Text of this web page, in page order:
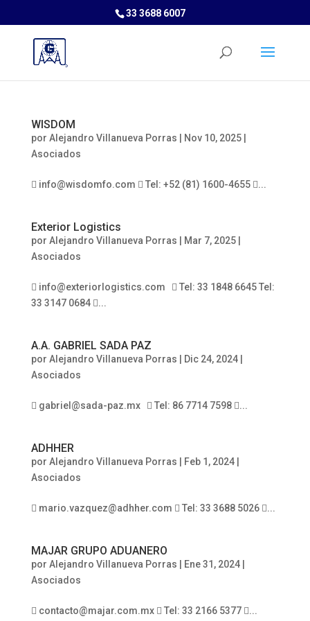
33 3688 6007
WISDOM
por Alejandro Villanueva Porras Nov 10, 2025|
Asociados
 info@wisdomfo.com  Tel: +52 (81) 1600-4655 ...
Exterior Logistics
por Alejandro Villanueva Porras Mar 7, 2025|
Asociados
 info@exteriorlogistics.com  Tel: 33 1848 6645 Tel:
33 3147 0684 ...
A.A. GABRIEL SADA PAZ
por Alejandro Villanueva Porras Dic 24, 2024|
Asociados
 gabriel@sada-paz.mx  Tel: 86 7714 7598 ...
ADHHER
por Alejandro Villanueva Porras Feb 1, 2024|
Asociados
 mario.vazquez@adhher.com  Tel: 33 3688 5026 ...
MAJAR GRUPO ADUANERO
por Alejandro Villanueva Porras Ene 31, 2024|
Asociados
 contacto@majar.com.mx  Tel: 33 2166 5377 ...